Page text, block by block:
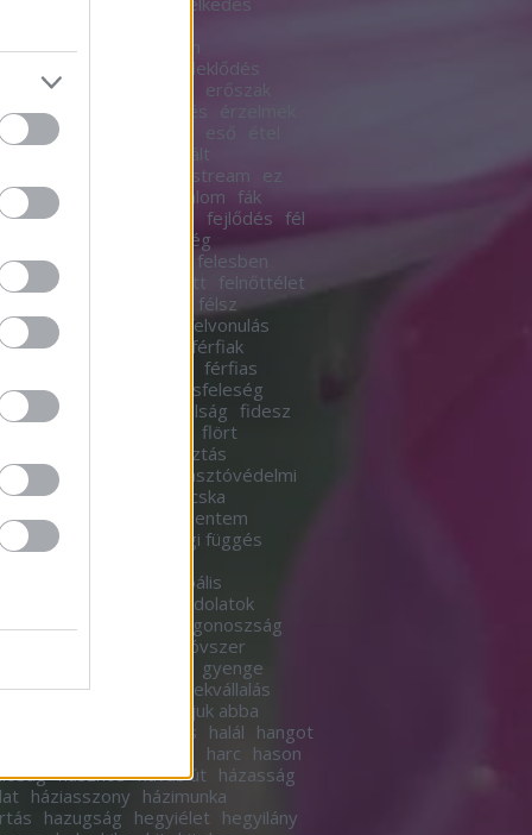
én így szoktam
érdeklődés
erkölcs
erőszak
erotikus érzékenyítés érzelmek
esélyegyenlőség eső
extrovertált
eznemmainstream ez
facebook fájdalom fák
fecskék fejlődés fél
felelősség
felesben
felhőszakadás felnőtt felnőttélet
félsz
felvonulás
feminizmus
férfiak
férfias
férfi energia
férjésfeleség
fészek fiatalság fidesz
flört
fogyasztás
társadalom
fogyasztóvédelmi
forgalom
fricska
függőség
futni mentem
gazdagság
gazdasági függés
mobilitás
globális
gondolatok
gondoskodás
gonoszság
gumióvszer
gyenge
gyereknevelés
gyerekvállalás
hagyjuk abba
haladás halál hangot
harc hason
hasznos havas út házasság
háziasszony házimunka
hazugság hegyiélet hegyilány